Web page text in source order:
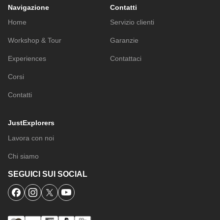
Navigazione
Home
Workshop & Tour
Experiences
Corsi
Contatti
Contatti
Servizio clienti
Garanzie
Contattaci
JustExplorers
Lavora con noi
Chi siamo
SEGUICI SUI SOCIAL